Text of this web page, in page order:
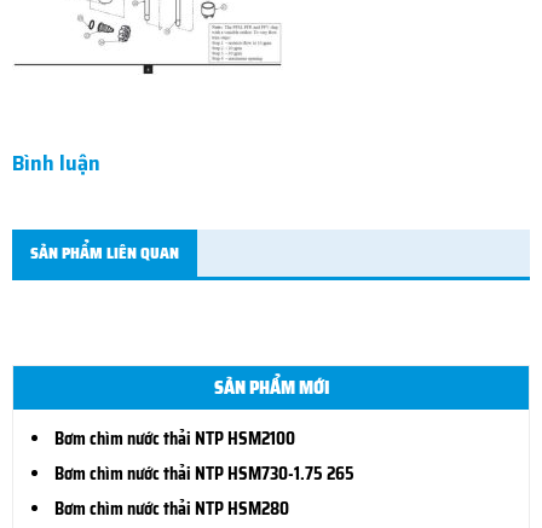
Bình luận
SẢN PHẨM LIÊN QUAN
SẢN PHẨM MỚI
Bơm chìm nước thải NTP HSM2100
Bơm chìm nước thải NTP HSM730-1.75 265
Bơm chìm nước thải NTP HSM280